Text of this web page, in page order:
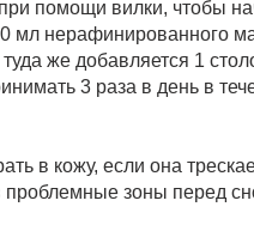
помощи вилки, чтобы
мл нерафинированного
же добавляется 1
3 раза в день в
в кожу, если она
зоны перед